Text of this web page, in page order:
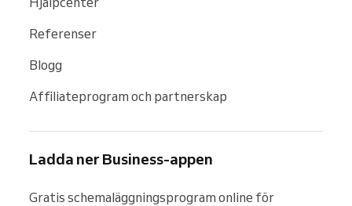
Referenser
Blogg
Affiliateprogram och partnerskap
Ladda ner Business-appen
Gratis schemaläggningsprogram online för